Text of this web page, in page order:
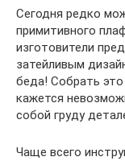
Сегодня редко
примитивного
изготовители
затейливым
беда! Собрать
кажется
собой груду
Чаще всего